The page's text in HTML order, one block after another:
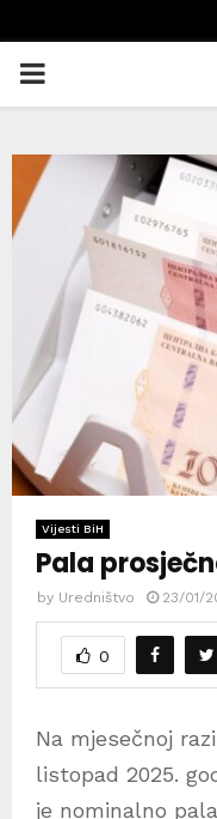
PRIMARY
Vijesti BiH
Pala
by Uredništvo 23/01/
0
Na mjesečnoj
listopad 2025.
je nominalno